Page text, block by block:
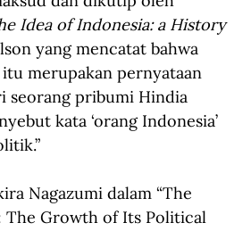
Idea of Indonesia: a History
yang mencatat bahwa
itu merupakan pernyataan
seorang pribumi Hindia
kata ‘orang Indonesia’
Nagazumi dalam “The
The Growth of Its Political